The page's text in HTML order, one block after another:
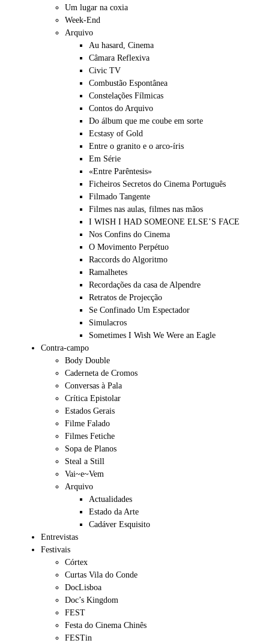
Um lugar na coxia
Week-End
Arquivo
Au hasard, Cinema
Câmara Reflexiva
Civic TV
Combustão Espontânea
Constelações Fílmicas
Contos do Arquivo
Do álbum que me coube em sorte
Ecstasy of Gold
Entre o granito e o arco-íris
Em Série
«Entre Parêntesis»
Ficheiros Secretos do Cinema Português
Filmado Tangente
Filmes nas aulas, filmes nas mãos
I WISH I HAD SOMEONE ELSE’S FACE
Nos Confins do Cinema
O Movimento Perpétuo
Raccords do Algoritmo
Ramalhetes
Recordações da casa de Alpendre
Retratos de Projecção
Se Confinado Um Espectador
Simulacros
Sometimes I Wish We Were an Eagle
Contra-campo
Body Double
Caderneta de Cromos
Conversas à Pala
Crítica Epistolar
Estados Gerais
Filme Falado
Filmes Fetiche
Sopa de Planos
Steal a Still
Vai~e~Vem
Arquivo
Actualidades
Estado da Arte
Cadáver Esquisito
Entrevistas
Festivais
Córtex
Curtas Vila do Conde
DocLisboa
Doc’s Kingdom
FEST
Festa do Cinema Chinês
FESTin